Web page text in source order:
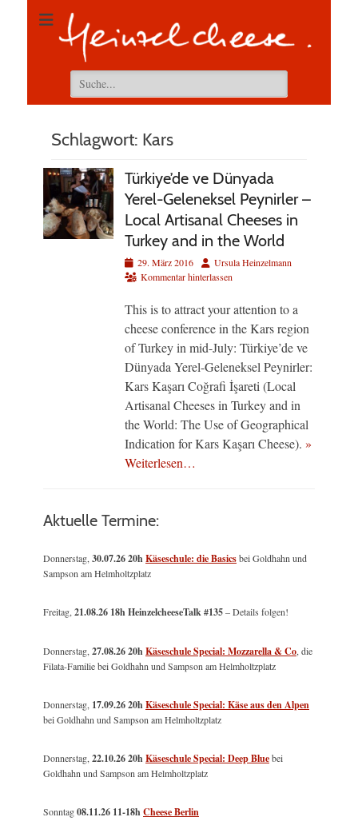
Suchen
nach:
Schlagwort: Kars
Türkiye’de ve Dünyada
Yerel-Geleneksel Peynirler –
Local Artisanal Cheeses in
Turkey and in the World
Veröffentlicht
am
29. März 2016 AutorUrsula Heinzelmann
Kommentar hinterlassen
This is to attract your attention to a
cheese conference in the Kars region
of Turkey in mid-July: Türkiye’de ve
Dünyada Yerel-Geleneksel Peynirler:
Kars Kaşarı Coğrafi İşareti (Local
Artisanal Cheeses in Turkey and in
the World: The Use of Geographical
Indication for Kars Kaşarı Cheese). »
Weiterlesen…
Aktuelle Termine:
Donnerstag,30.07.26 20hKäseschule: die Basicsbei Goldhahn und
Sampson am Helmholtzplatz
Freitag,21.08.26 18h HeinzelcheeseTalk #135– Details folgen!
Donnerstag,27.08.26 20hKäseschule Special: Mozzarella & Co, die
Filata-Familie bei Goldhahn und Sampson am Helmholtzplatz
Donnerstag, 17.09.26 20hKäseschule Special: Käse aus den Alpen
bei Goldhahn und Sampson am Helmholtzplatz
Donnerstag,22.10.26 20hKäseschule Special: Deep Bluebei
Goldhahn und Sampson am Helmholtzplatz
Sonntag08.11.26 11-18hCheese Berlin